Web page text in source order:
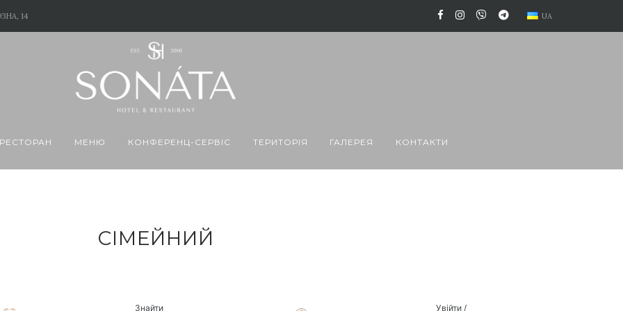
14 UA
РЕСТОРАН МЕНЮ КОНФЕРЕНЦ-CЕРВІС ТЕРИТОРІЯ ГАЛЕРЕЯ КОНТАКТИ
СІМЕЙНИЙ